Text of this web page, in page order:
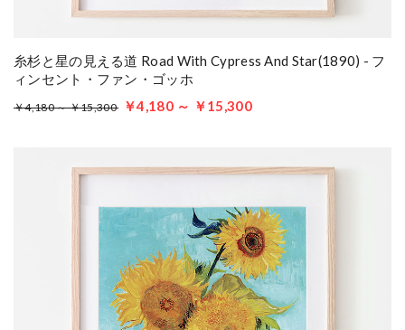
糸杉と星の見える道 Road With Cypress And Star(1890) - フ
ィンセント・ファン・ゴッホ
￥4,180 ～ ￥15,300 ￥4,180 ～ ￥15,300